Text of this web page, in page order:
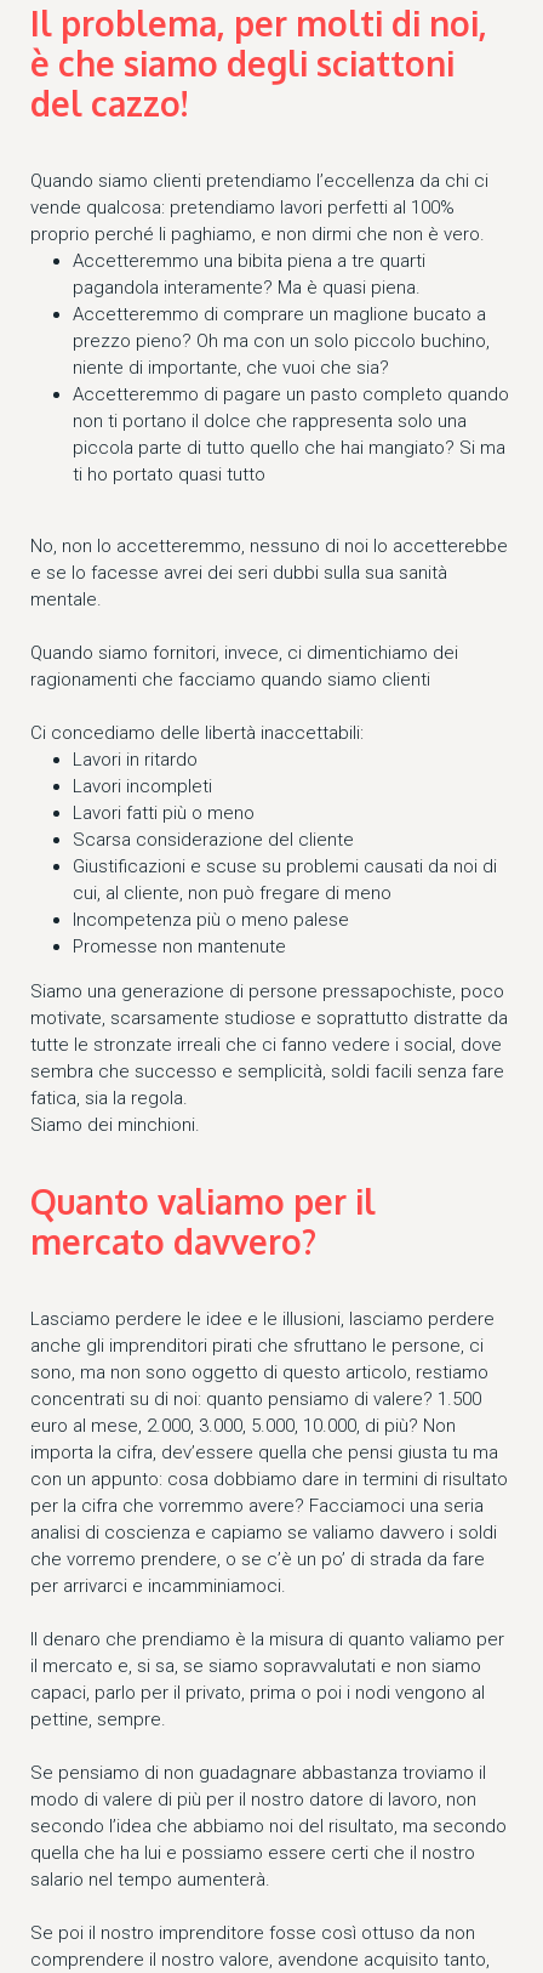
Il problema, per molti di noi,
è che siamo degli sciattoni
del cazzo!
Quando siamo clienti pretendiamo l’eccellenza da chi ci
vende qualcosa: pretendiamo lavori perfetti al 100%
proprio perché li paghiamo, e non dirmi che non è vero.
Accetteremmo una bibita piena a tre quarti
pagandola interamente? Ma è quasi piena.
Accetteremmo di comprare un maglione bucato a
prezzo pieno? Oh ma con un solo piccolo buchino,
niente di importante, che vuoi che sia?
Accetteremmo di pagare un pasto completo quando
non ti portano il dolce che rappresenta solo una
piccola parte di tutto quello che hai mangiato? Si ma
ti ho portato quasi tutto
No, non lo accetteremmo, nessuno di noi lo accetterebbe
e se lo facesse avrei dei seri dubbi sulla sua sanità
mentale.
Quando siamo fornitori, invece, ci dimentichiamo dei
ragionamenti che facciamo quando siamo clienti
Ci concediamo delle libertà inaccettabili:
Lavori in ritardo
Lavori incompleti
Lavori fatti più o meno
Scarsa considerazione del cliente
Giustificazioni e scuse su problemi causati da noi di
cui, al cliente, non può fregare di meno
Incompetenza più o meno palese
Promesse non mantenute
Siamo una generazione di persone pressapochiste, poco
motivate, scarsamente studiose e soprattutto distratte da
tutte le stronzate irreali che ci fanno vedere i social, dove
sembra che successo e semplicità, soldi facili senza fare
fatica, sia la regola.
Siamo dei minchioni.
Quanto valiamo per il
mercato davvero?
Lasciamo perdere le idee e le illusioni, lasciamo perdere
anche gli imprenditori pirati che sfruttano le persone, ci
sono, ma non sono oggetto di questo articolo, restiamo
concentrati su di noi: quanto pensiamo di valere? 1.500
euro al mese, 2.000, 3.000, 5.000, 10.000, di più? Non
importa la cifra, dev’essere quella che pensi giusta tu ma
con un appunto: cosa dobbiamo dare in termini di risultato
per la cifra che vorremmo avere? Facciamoci una seria
analisi di coscienza e capiamo se valiamo davvero i soldi
che vorremo prendere, o se c’è un po’ di strada da fare
per arrivarci e incamminiamoci.
Il denaro che prendiamo è la misura di quanto valiamo per
il mercato e, si sa, se siamo sopravvalutati e non siamo
capaci, parlo per il privato, prima o poi i nodi vengono al
pettine, sempre.
Se pensiamo di non guadagnare abbastanza troviamo il
modo di valere di più per il nostro datore di lavoro, non
secondo l’idea che abbiamo noi del risultato, ma secondo
quella che ha lui e possiamo essere certi che il nostro
salario nel tempo aumenterà.
Se poi il nostro imprenditore fosse così ottuso da non
comprendere il nostro valore, avendone acquisito tanto,